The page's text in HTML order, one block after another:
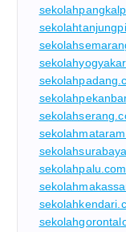
sekolahpalu.com